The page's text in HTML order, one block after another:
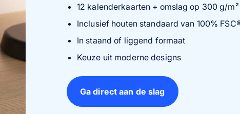
12 kalenderkaarten + omslag op 300 g/
Inclusief houten standaard van 100%
In staand of liggend formaat
Keuze uit moderne designs
Ga direct aan de slag